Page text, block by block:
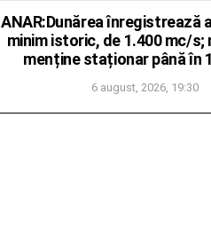
ANAR:Dunărea înregistrează
minim istoric, de 1.400 mc/s;
menține staționar până în
6 august, 2026, 19:30